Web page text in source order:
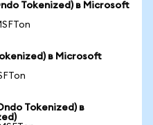
Tokenized) в Microsoft
в Microsoft
Tokenized) в